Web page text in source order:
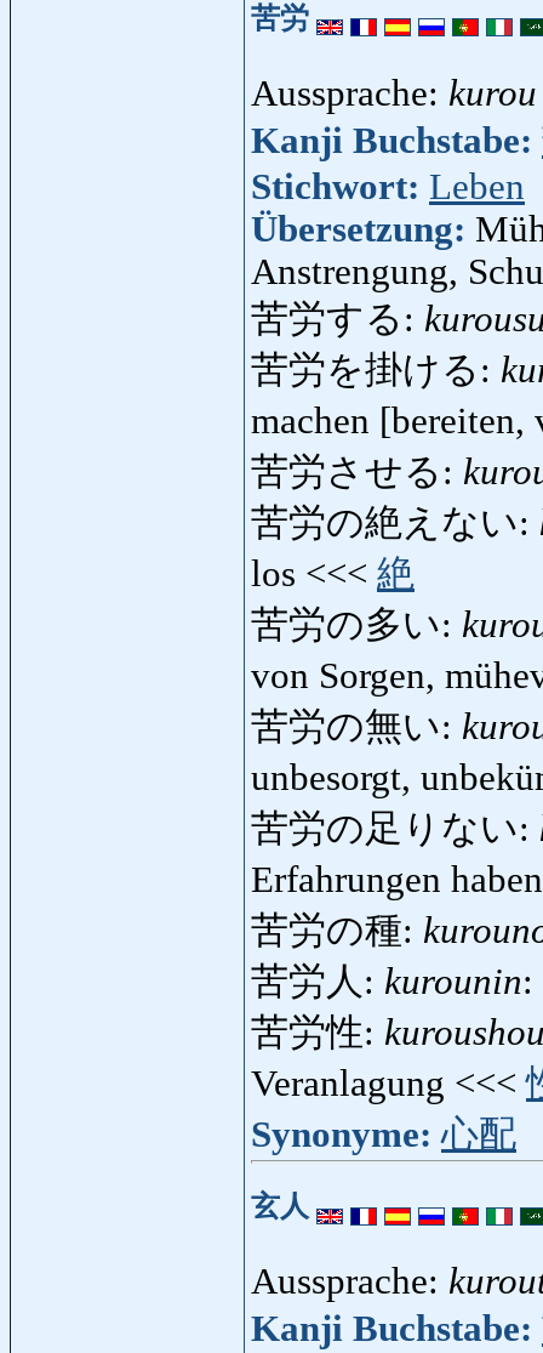
苦労
Aussprache: kurou
Kanji Buchstabe:
Stichwort: Leben
Übersetzung:
Anstrengung,
苦労する:
苦労を掛ける:
machen
苦労させる:
苦労の絶えない:
los <<< 絶
苦労の多い:
von Sorgen,
苦労の無い:
unbesorgt,
苦労の足りない:
Erfahrungen
苦労の種:
苦労人: kurounin:
苦労性:
Veranlagung <<<
Synonyme:心配
玄人
Aussprache:
Kanji Buchstabe: